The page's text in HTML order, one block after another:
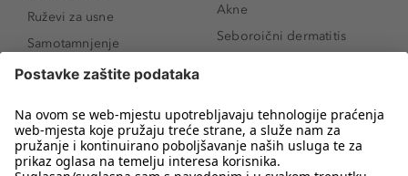
Ruževi za usne
Samotamnjenje
Puderi
Proizvodi za obrve
Sunce i zaštita
Akne
Seboroični dermatitis
Novo
Koji mi parfem
odgovara?